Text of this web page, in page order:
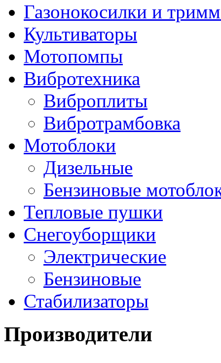
Газонокосилки и
Культиваторы
Мотопомпы
Вибротехника
Виброплиты
Вибротрамбовка
Мотоблоки
Дизельные
Бензиновые
Тепловые пушки
Снегоуборщики
Электрические
Бензиновые
Стабилизаторы
Производители